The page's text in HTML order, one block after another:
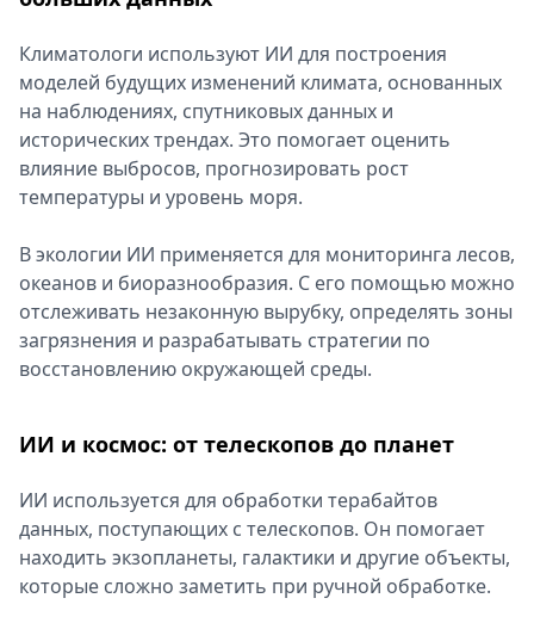
Климатологи используют ИИ для построения
моделей будущих изменений климата, основанных
на наблюдениях, спутниковых данных и
исторических трендах. Это помогает оценить
влияние выбросов, прогнозировать рост
температуры и уровень моря.
В экологии ИИ применяется для мониторинга лесов,
океанов и биоразнообразия. С его помощью можно
отслеживать незаконную вырубку, определять зоны
загрязнения и разрабатывать стратегии по
восстановлению окружающей среды.
ИИ и космос: от телескопов до планет
ИИ используется для обработки терабайтов
данных, поступающих с телескопов. Он помогает
находить экзопланеты, галактики и другие объекты,
которые сложно заметить при ручной обработке.